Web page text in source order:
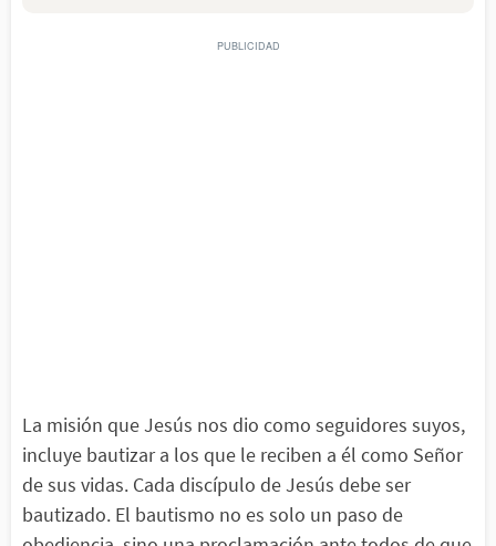
La misión que Jesús nos dio como seguidores suyos,
incluye bautizar a los que le reciben a él como Señor
de sus vidas. Cada discípulo de Jesús debe ser
bautizado. El bautismo no es solo un paso de